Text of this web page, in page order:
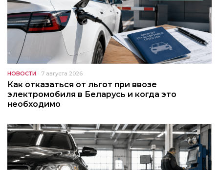
НОВОСТИ 7 августа 2026
Как отказаться от льгот при ввозе
электромобиля в Беларусь и когда это
необходимо